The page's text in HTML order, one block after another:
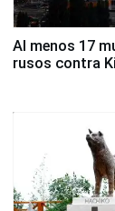
Al menos 17
rusos contra